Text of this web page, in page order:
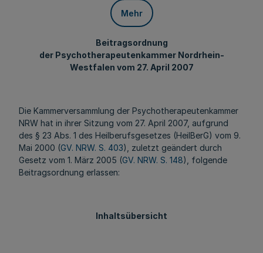
Mehr
Beitragsordnung
der Psychotherapeutenkammer Nordrhein-
Westfalen vom 27. April 2007
Die Kammerversammlung der Psychotherapeutenkammer
NRW hat in ihrer Sitzung vom 27. April 2007, aufgrund
des § 23 Abs. 1 des Heilberufsgesetzes (HeilBerG) vom 9.
Mai 2000 (GV. NRW. S. 403), zuletzt geändert durch
Gesetz vom 1. März 2005 (GV. NRW. S. 148), folgende
Beitragsordnung erlassen:
Inhaltsübersicht